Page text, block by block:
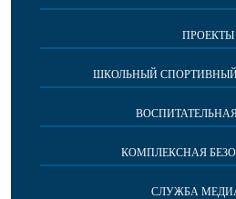
ПРОЕКТЫ
ШКОЛЬНЫЙ
КОМПЛЕКСНАЯ
СЛУЖБА